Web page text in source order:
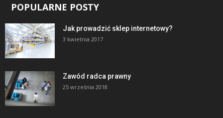
POPULARNE POSTY
Jak prowadzić sklep internetowy?
3 kwietnia 2017
Zawód radca prawny
25 września 2018